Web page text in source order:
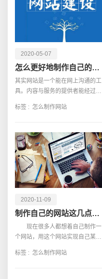
2020-05-07
怎么更好地制作自己的网站
其实网站是一个能在网上沟通的工
具。内容与服务的提供者能经过网
关的网络服务等。用户能浏览网页
得到自己所需要的内容
标签 : 怎么制作网站
2020-11-09
制作自己的网站这几点事项需要了解
现在很多人都想着自己制作一
个网站，用这个网站实现自己某种
码产品网站，专门用于数据爱好者
标签 : 怎么制作网站